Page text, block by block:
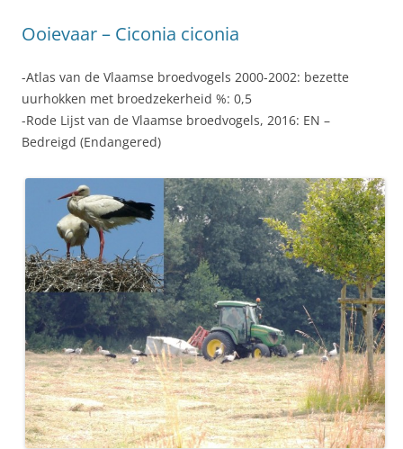
Ooievaar – Ciconia ciconia
-Atlas van de Vlaamse broedvogels 2000-2002: bezette
uurhokken met broedzekerheid %: 0,5
-Rode Lijst van de Vlaamse broedvogels, 2016: EN –
Bedreigd (Endangered)